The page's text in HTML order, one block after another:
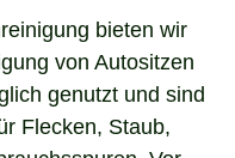
bieten wir
von Autositzen
genutzt und sind
Flecken, Staub,